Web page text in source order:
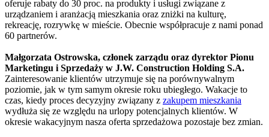
oferuje rabaty do 30 proc. na produkty i usługi związane z
urządzaniem i aranżacją mieszkania oraz zniżki na kulturę,
rekreację, rozrywkę w mieście. Obecnie współpracuje z nami ponad
60 partnerów.
Małgorzata Ostrowska, członek zarządu oraz dyrektor Pionu
Marketingu i Sprzedaży w J.W. Construction Holding S.A.
Zainteresowanie klientów utrzymuje się na porównywalnym
poziomie, jak w tym samym okresie roku ubiegłego. Wakacje to
czas, kiedy proces decyzyjny związany z zakupem mieszkania
wydłuża się ze względu na urlopy potencjalnych klientów. W
okresie wakacyjnym nasza oferta sprzedażowa pozostaje bez zmian.